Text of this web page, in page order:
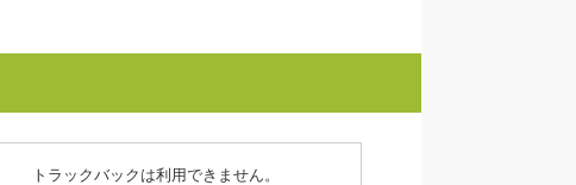
トラックバックは利用できません。